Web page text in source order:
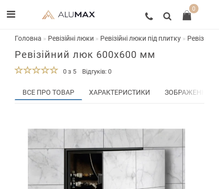
0
Головна Ревізійні люки Ревізійні люки під плитку
Ревізійний люк 600х600 мм
0 з 5 Відгуків: 0
ВСЕ ПРО ТОВАР ХАРАКТЕРИСТИКИ ЗОБРАЖЕННЯ